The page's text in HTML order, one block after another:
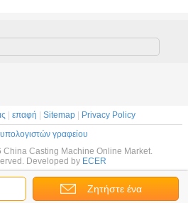
Ζητήστε ένα
επαφή Sitemap|
Privacy Policy
γραφείου
Casting Machine Online Market.
Developed by ECER